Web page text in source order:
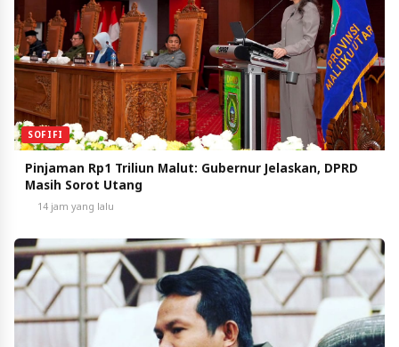
SOFIFI
Pinjaman Rp1 Triliun Malut: Gubernur Jelaskan, DPRD
Masih Sorot Utang
14 jam yang lalu